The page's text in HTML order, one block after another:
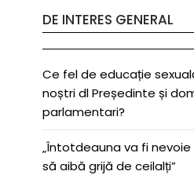
DE INTERES GENERAL
Ce fel de educație
noștri dl Președinte și
parlamentari?
„Întotdeauna va fi
să aibă grijă de ceilalți”